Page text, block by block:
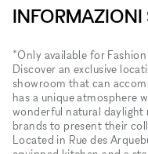
INFORMAZIONI
*Only available for Fashion
Discover an exclusive
showroom that can
has a unique atmosphere
wonderful natural daylight
brands to present their
Located in Rue des